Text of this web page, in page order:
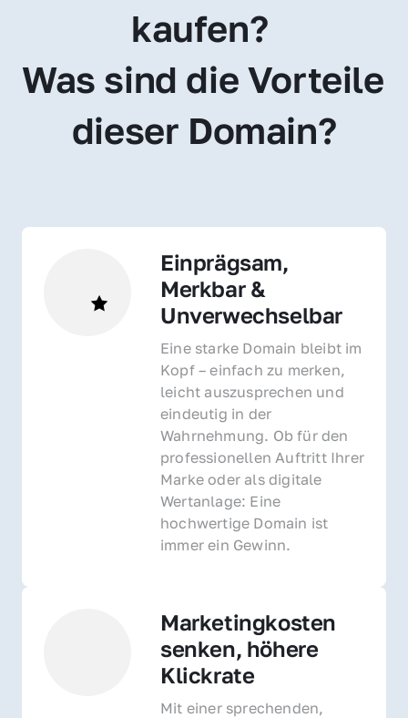
kaufen?
Was sind die Vorteile
dieser Domain?
Einprägsam,
Merkbar &
Unverwechselbar
Eine starke Domain bleibt im
Kopf – einfach zu merken,
leicht auszusprechen und
eindeutig in der
Wahrnehmung. Ob für den
professionellen Auftritt Ihrer
Marke oder als digitale
Wertanlage: Eine
hochwertige Domain ist
immer ein Gewinn.
Marketingkosten
senken, höhere
Klickrate
Mit einer sprechenden,